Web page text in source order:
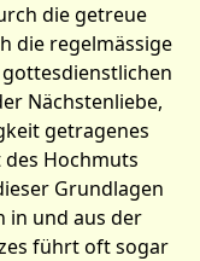
die getreue
die regelmässige
Nächstenliebe,
getragenes
des Hochmuts
Grundlagen
in und aus der
führt oft sogar